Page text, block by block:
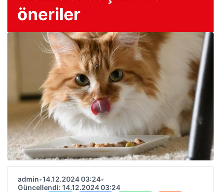
öneriler
admin•14.12.2024 03:24•
Güncellendi: 14.12.2024 03:24